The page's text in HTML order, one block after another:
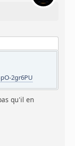
2gr6PU
qu'il en